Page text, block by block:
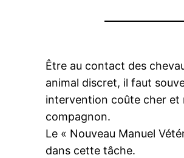
Être au contact des
animal discret, il faut
intervention coûte cher et
compagnon.
Le « Nouveau Manuel
dans cette tâche.